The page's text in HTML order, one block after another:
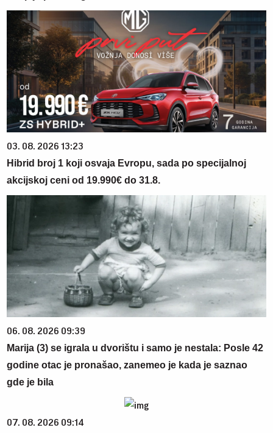
03. 08. 2026 13:23
Hibrid broj 1 koji osvaja Evropu, sada po specijalnoj
akcijskoj ceni od 19.990€ do 31.8.
06. 08. 2026 09:39
Marija (3) se igrala u dvorištu i samo je nestala: Posle 42
godine otac je pronašao, zanemeo je kada je saznao
gde je bila
07. 08. 2026 09:14